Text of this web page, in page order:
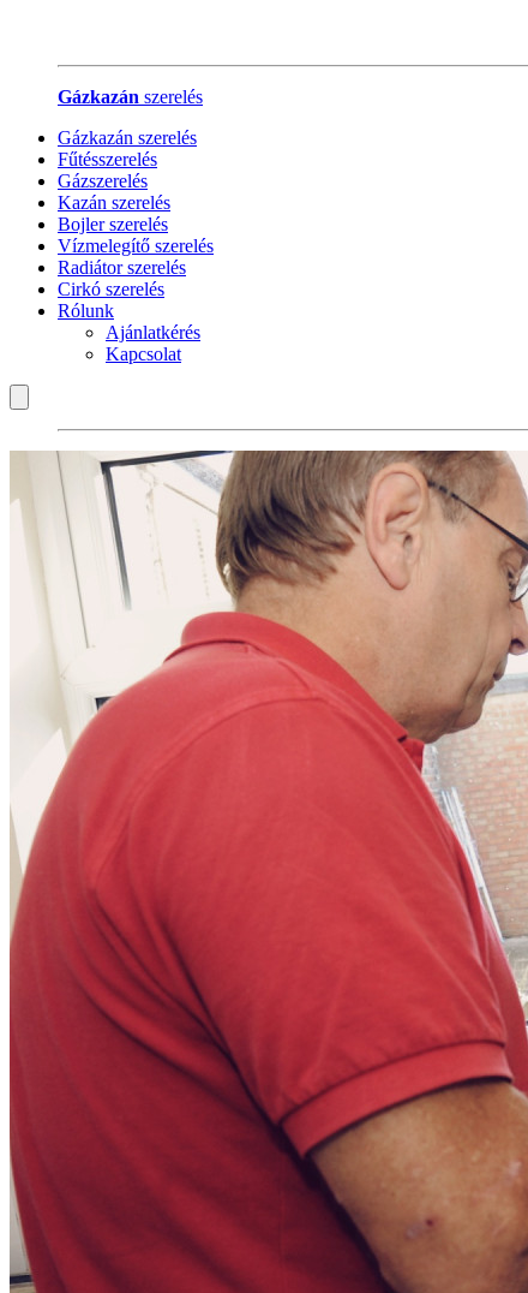
Gázkazán szerelés
Gázkazán szerelés
Fűtésszerelés
Gázszerelés
Kazán szerelés
Bojler szerelés
Vízmelegítő szerelés
Radiátor szerelés
Cirkó szerelés
Rólunk
Ajánlatkérés
Kapcsolat